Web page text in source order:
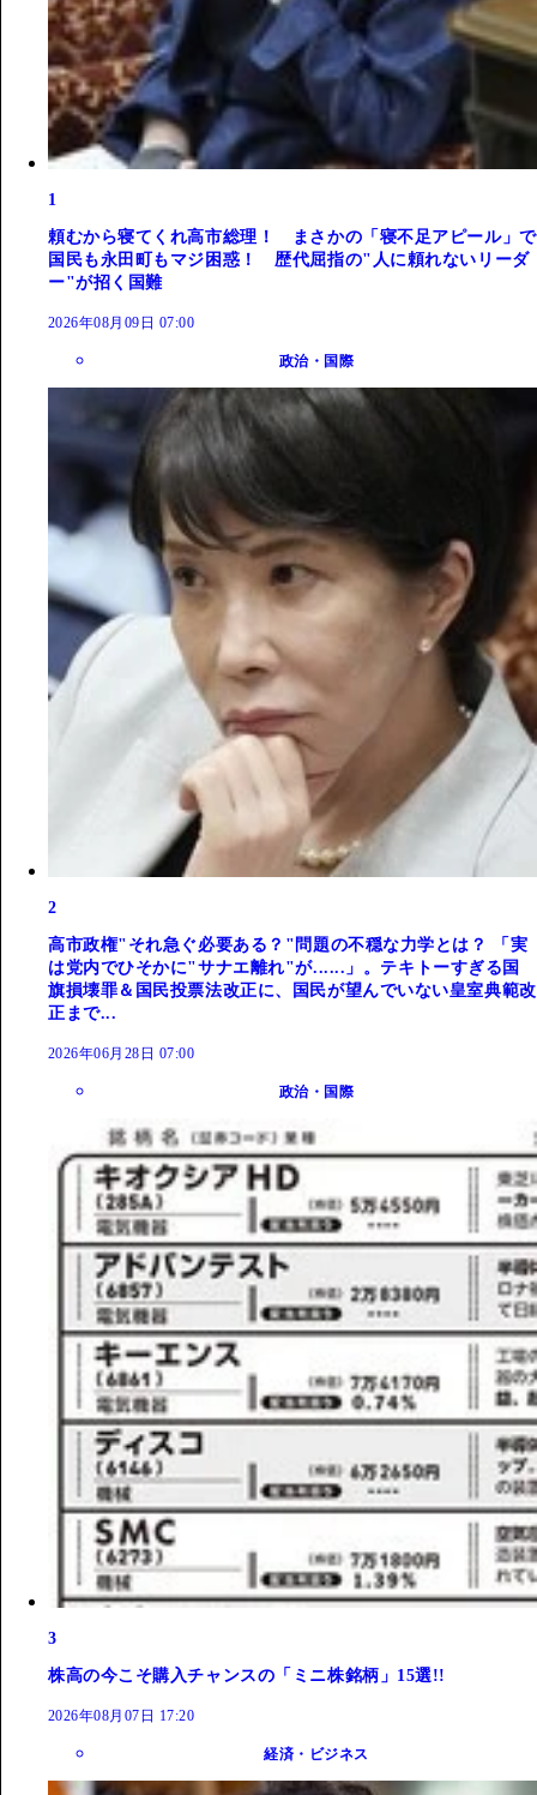
1
頼むから寝てくれ高市総理！ まさかの「寝不足アピール」で
国民も永田町もマジ困惑！ 歴代屈指の"人に頼れないリーダ
ー"が招く国難
2026年08月09日 07:00
政治・国際
2
高市政権"それ急ぐ必要ある？"問題の不穏な力学とは？ 「実
は党内でひそかに"サナエ離れ"が......」。テキトーすぎる国
旗損壊罪＆国民投票法改正に、国民が望んでいない皇室典範改
正まで...
2026年06月28日 07:00
政治・国際
3
株高の今こそ購入チャンスの「ミニ株銘柄」15選!!
2026年08月07日 17:20
経済・ビジネス